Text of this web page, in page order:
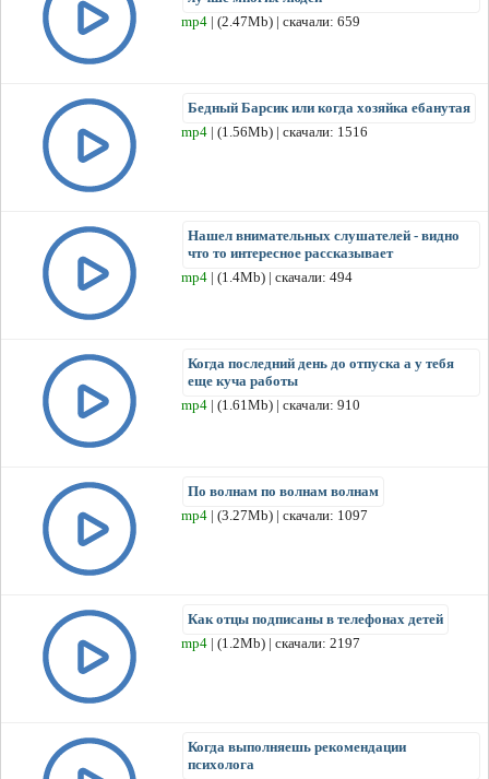
mp4 | (2.47Mb) | скачали: 659
Бедный Барсик или когда хозяйка ебанутая
mp4 | (1.56Mb) | скачали: 1516
Нашел внимательных слушателей - видно
что то интересное рассказывает
mp4 | (1.4Mb) | скачали: 494
Когда последний день до отпуска а у тебя
еще куча работы
mp4 | (1.61Mb) | скачали: 910
По волнам по волнам волнам
mp4 | (3.27Mb) | скачали: 1097
Как отцы подписаны в телефонах детей
mp4 | (1.2Mb) | скачали: 2197
Когда выполняешь рекомендации
психолога